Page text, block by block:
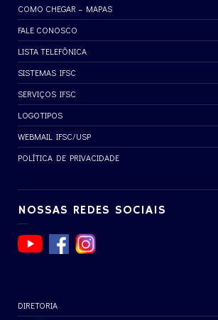
COMO CHEGAR – MAPAS
FALE CONOSCO
LISTA TELEFÔNICA
SISTEMAS IFSC
SERVIÇOS IFSC
LOGOTIPOS
WEBMAIL IFSC/USP
POLÍTICA DE PRIVACIDADE
NOSSAS REDES SOCIAIS
DIRETORIA